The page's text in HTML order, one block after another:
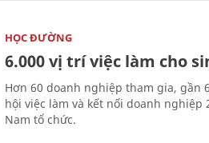
HỌC ĐƯỜNG
6.000 vị trí việc làm cho
Hơn 60 doanh nghiệp tham gia, gần
hội việc làm và kết nối doanh nghiệp
Nam tổ chức.